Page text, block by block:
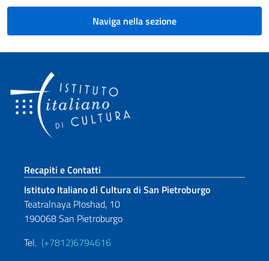
Naviga nella sezione
Sezione footer
Recapiti e Contatti
Istituto Italiano di Cultura di San Pietroburgo
Teatralnaya Ploshad, 10
190068 San Pietroburgo
Tel. (+7812)6794616